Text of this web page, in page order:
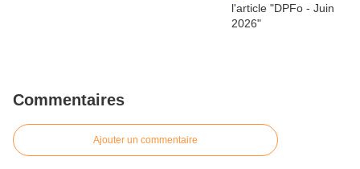
Commentaires
Ajouter un commentaire